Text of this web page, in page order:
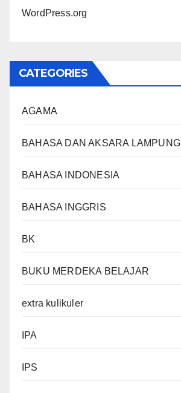
WordPress.org
CATEGORIES
AGAMA
BAHASA DAN AKSARA LAMPUNG
BAHASA INDONESIA
BAHASA INGGRIS
BK
BUKU MERDEKA BELAJAR
extra kulikuler
IPA
IPS